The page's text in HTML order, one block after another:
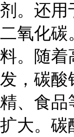
剂。还用
二氧化碳
料。随着
发，碳酸
精、食品
扩大。碳